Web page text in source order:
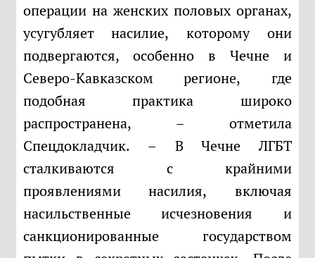
операции на женских половых органах,
усугубляет насилие, которому они
подвергаются, особенно в Чечне и
Северо-Кавказском регионе, где
подобная практика широко
распространена, – отметила
Спецдокладчик. – В Чечне ЛГБТ
сталкиваются с крайними
проявлениями насилия, включая
насильственные исчезновения и
санкционированные государством